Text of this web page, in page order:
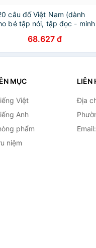
câu đố Việt Nam (dành
bé tập nói, tập đọc - minh
68.627 đ
MỤC
Việt
Anh
phẩm
niệm
LIÊN
Địa